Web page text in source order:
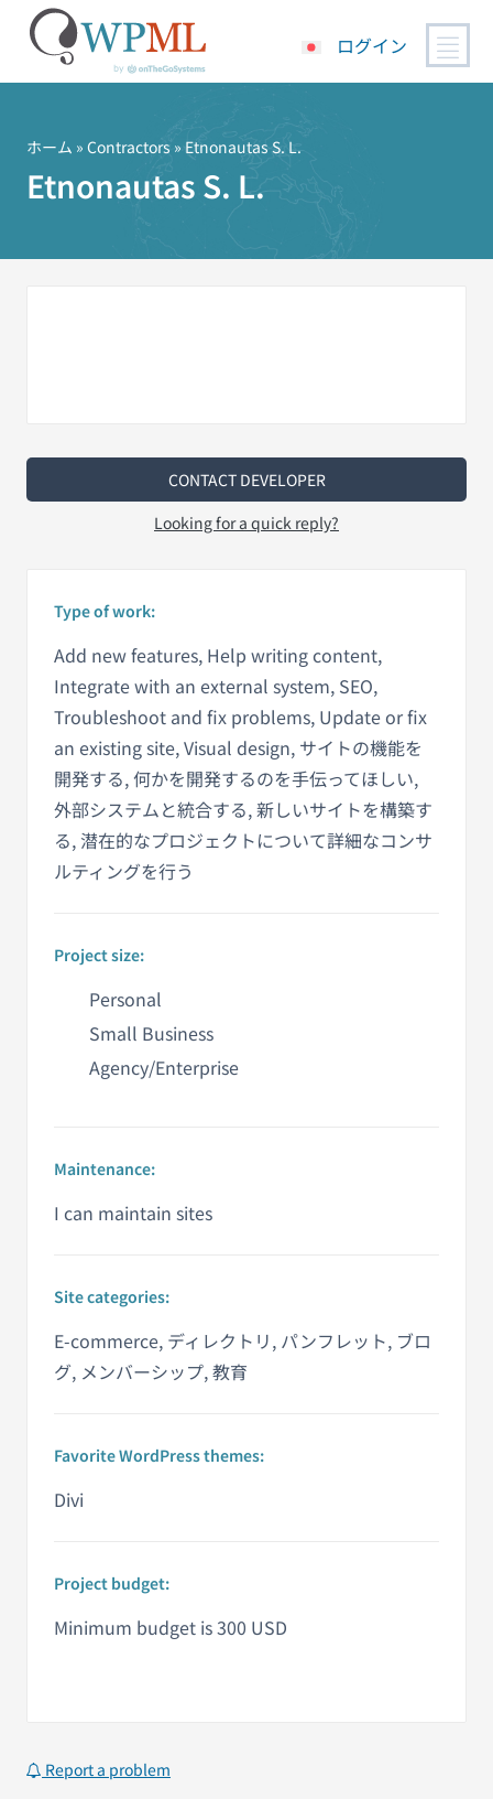
ス
ログイン
ホーム » Contractors » Etnonautas S. L.
Etnonautas S. L.
CONTACT DEVELOPER
Looking for a quick reply?
Type of work:
Add new features, Help writing content,
Integrate with an external system, SEO,
Troubleshoot and fix problems, Update or fix
an existing site, Visual design, サイトの機能を
開発する, 何かを開発するのを手伝ってほしい,
外部システムと統合する, 新しいサイトを構築す
る, 潜在的なプロジェクトについて詳細なコンサ
ルティングを行う
Project size:
Personal
Small Business
Agency/Enterprise
Maintenance:
I can maintain sites
Site categories:
E-commerce, ディレクトリ, パンフレット, ブロ
グ, メンバーシップ, 教育
Favorite WordPress themes:
Divi
Project budget:
Minimum budget is 300 USD
Report a problem